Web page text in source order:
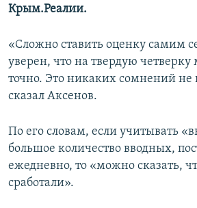
Крым.Реалии.
«Сложно ставить оценку самим
уверен, что на твердую четверку
точно. Это никаких сомнений не
сказал Аксенов.
По его словам, если учитывать
большое количество вводных,
ежедневно, то «можно сказать,
сработали».